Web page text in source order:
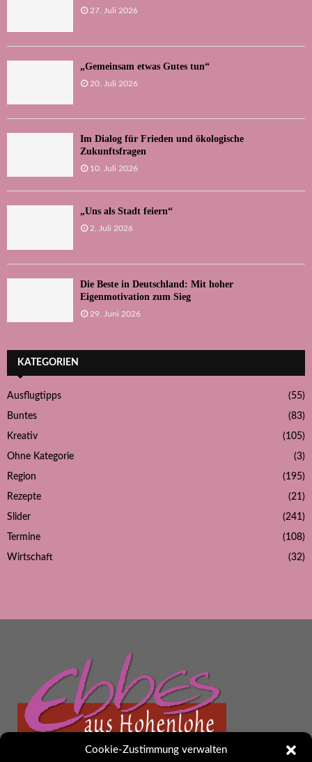
Cookie-Zustimmung verwalten
27. Juli 2026
„Gemeinsam etwas Gutes tun“
20. Juli 2026
Im Dialog für Frieden und ökologische
Zukunftsfragen
10. Juli 2026
„Uns als Stadt feiern“
2. Juli 2026
Die Beste in Deutschland: Mit hoher
Eigenmotivation zum Sieg
29. Juni 2026
KATEGORIEN
Ausflugtipps (55)
Buntes (83)
Kreativ (105)
Ohne Kategorie (3)
Region (195)
Rezepte (21)
Slider (241)
Termine (108)
Wirtschaft (32)